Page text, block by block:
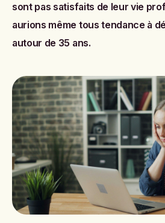
sont pas satisfaits de leur vie
aurions même tous tendance à
autour de 35 ans.